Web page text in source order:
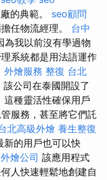
的典範。 seo顧問
任物流經理。 台中
為我以前沒有學過物
系統都是用法語運作
外燴服務 整復 台北
該公司在泰國開設了
種靈活性確保用戶
服務，甚至將它們託
北高級外燴 養生整復
新的用戶也可以快
外燴公司 該應用程式
人快速輕鬆地創建自